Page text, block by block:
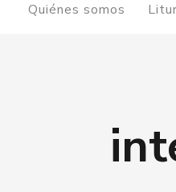
Quiénes somos